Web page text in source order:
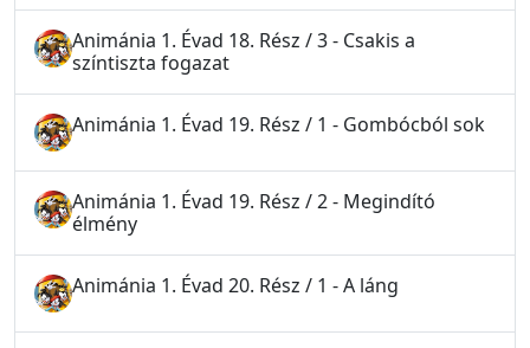
Animánia 1. Évad 18. Rész / 3 - Csakis a
színtiszta fogazat
Animánia 1. Évad 19. Rész / 1 - Gombócból sok
Animánia 1. Évad 19. Rész / 2 - Megindító
élmény
Animánia 1. Évad 20. Rész / 1 - A láng